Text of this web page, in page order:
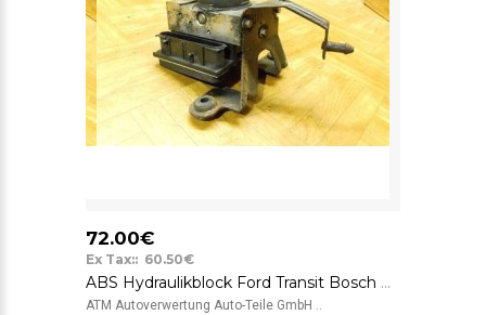
72.00€
Ex Tax:: 60.50€
ABS Hydraulikblock Ford Transit Bosch 0265251564
ATM Autoverwertung Auto-Teile GmbH ..